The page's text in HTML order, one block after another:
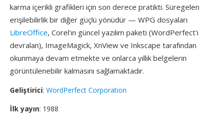
karma içerikli grafikleri için son derece pratikti. Süregelen
erişilebilirlik bir diğer güçlü yönüdür — WPG dosyaları
LibreOffice, Corel'ın güncel yazılım paketi (WordPerfect'ı
devralan), ImageMagick, XnView ve Inkscape tarafından
okunmaya devam etmekte ve onlarca yıllık belgelerin
görüntülenebilir kalmasını sağlamaktadır.
Geliştirici: WordPerfect Corporation
İlk yayın: 1988